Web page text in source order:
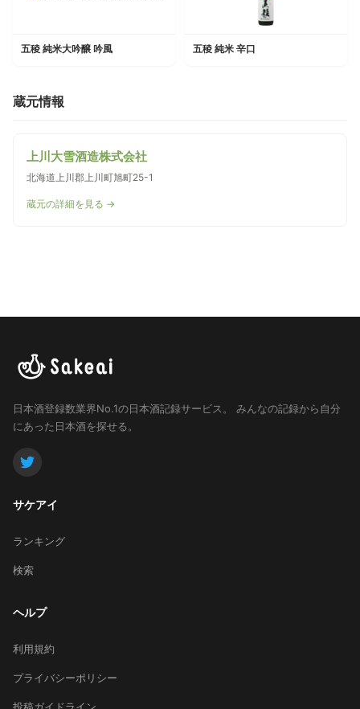
五稜 純米大吟醸 吟風 五稜 純米 辛口
蔵元情報
上川大雪酒造株式会社
北海道上川郡上川町旭町25-1
蔵元の詳細を見る →
日本酒登録数業界No.1の日本酒記録サービス。
みんなの記録から自分
にあった日本酒を探せる。
サケアイ
ランキング
検索
ヘルプ
利用規約
プライバシーポリシー
投稿ガイドライン